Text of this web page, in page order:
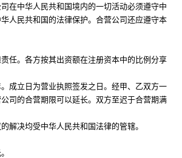
在中华人民共和国境内的一切活动必须遵守中
人民共和国的法律保护。合营公司还应遵守本
任。各方按其出资额在注册资本中的比例分享
成立日为营业执照签发之日。经甲、乙双方一
司的合营期限可以延长。双方至迟于合营期满
解决均受中华人民共和国法律的管辖。